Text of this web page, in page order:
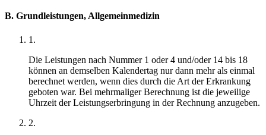
B. Grundleistungen, Allgemeinmedizin
1 .
Die Leistungen nach Nummer 1 oder 4 und/oder 14 bis 18
können an demselben Kalendertag nur dann mehr als einmal
berechnet werden, wenn dies durch die Art der Erkrankung
geboten war. Bei mehrmaliger Berechnung ist die jeweilige
Uhrzeit der Leistungserbringung in der Rechnung anzugeben.
2.